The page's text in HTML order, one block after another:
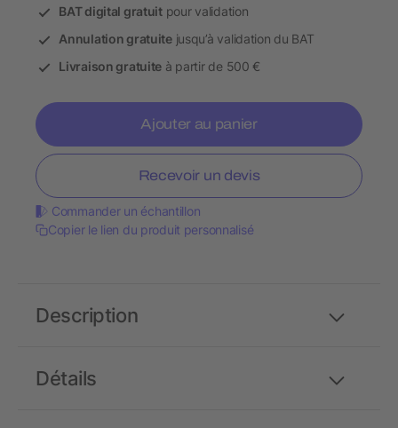
BAT digital gratuitpour validation
Annulation gratuitejusqu’à validation du BAT
Livraison gratuite à partir de 500 €
Ajouter au panier
Recevoir un devis
Commander un échantillon
Copier le lien du produit personnalisé
Détails
Description